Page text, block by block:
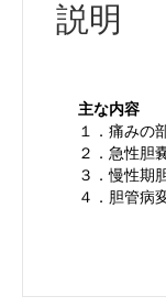
説明
主な内容
１．痛みの
２．急性胆
３．慢性期
４．胆管